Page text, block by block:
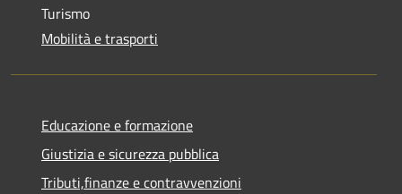
Turismo
Mobilità e trasporti
Educazione e formazione
Giustizia e sicurezza pubblica
Tributi,finanze e contravvenzioni